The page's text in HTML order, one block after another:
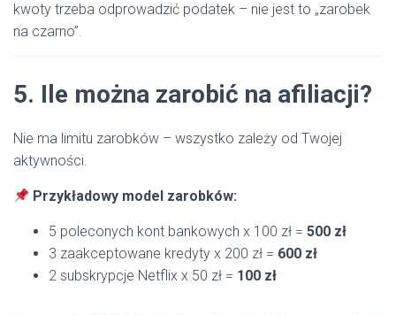
kwoty trzeba odprowadzić podatek – nie jest to „zarobek
na czarno”.
5. Ile można zarobić na afiliacji?
Nie ma limitu zarobków – wszystko zależy od Twojej
aktywności.
Przykładowy model zarobków:
5 poleconych kont bankowych x 100 zł = 500 zł
3 zaakceptowane kredyty x 200 zł = 600 zł
2 subskrypcje Netflix x 50 zł = 100 zł